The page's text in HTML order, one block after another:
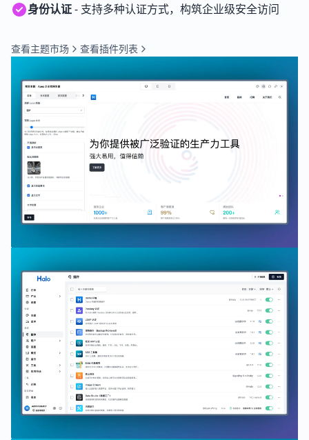
身份认证- 支持多种认证方式，构筑企业级安全访问
查看主题市场 查看插件列表